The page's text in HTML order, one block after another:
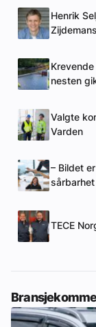
Henrik
nesten
Valgte
Varden
– Bildet
TECE